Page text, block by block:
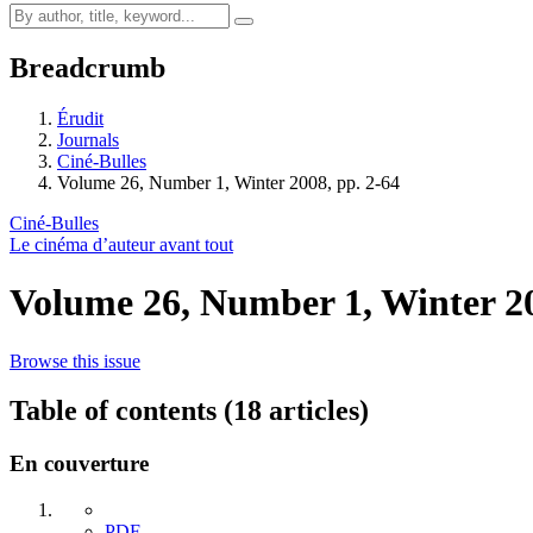
Breadcrumb
Érudit
Journals
Ciné-Bulles
Volume 26, Number 1, Winter 2008, pp. 2-64
Ciné-Bulles
Le cinéma d’auteur avant tout
Volume 26, Number 1, Winter
Browse this issue
Table of contents (18 articles)
En couverture